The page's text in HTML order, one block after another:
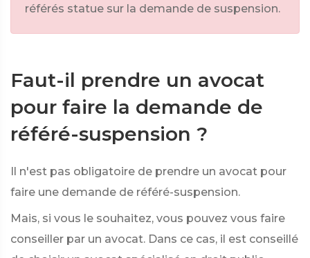
référés statue sur la demande de suspension.
Faut-il prendre un avocat
pour faire la demande de
référé-suspension ?
Il n'est pas obligatoire de prendre un avocat pour
faire une demande de référé-suspension.
Mais, si vous le souhaitez, vous pouvez vous faire
conseiller par un avocat. Dans ce cas, il est conseillé